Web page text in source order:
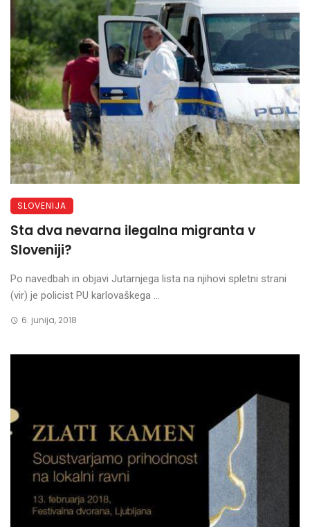
SLOVENIJA
Sta dva nevarna ilegalna migranta v
Sloveniji?
Po navedbah in objavi Jutarnjega lista na njihovi spletni strani
(vir) je policist PU karlovaškega ...
6. junija, 2018